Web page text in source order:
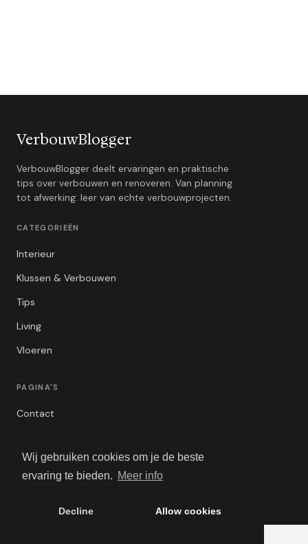
Wij gebruiken cookies om je de beste
ervaring te bieden. Meer info
Decline Allow cookies
VerbouwBlogger
VerbouwBlogger deelt ervaringen en praktische
tips over verbouwen en renoveren. Van planning
tot afwerking: leer van echte verbouwprojecten.
CATEGORIEËN
Interieur
Klussen & Verbouwen
Tips
Living
Vloeren
PAGINA'S
Contact
Algemene Voorwaarden
Adverteren